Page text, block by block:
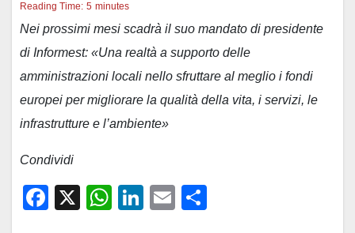
Reading Time: 5 minutes
Nei prossimi mesi scadrà il suo mandato di presidente
di Informest: «Una realtà a supporto delle
amministrazioni locali nello sfruttare al meglio i fondi
europei per migliorare la qualità della vita, i servizi, le
infrastrutture e l’ambiente»
Condividi
F
X
W
Li
E